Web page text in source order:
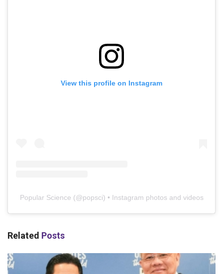
View this profile on Instagram
Popular Science (@popsci) • Instagram photos and videos
Related Posts